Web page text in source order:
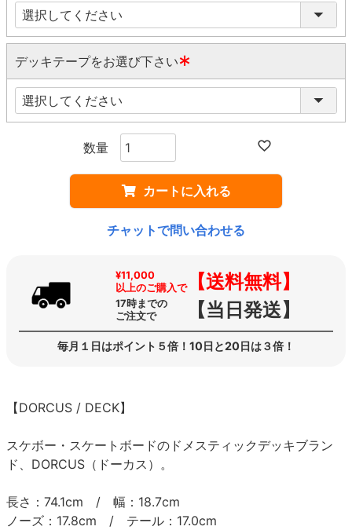
必
須
)
デッキテープをお選び下さい
(
須
カートに入れる
チャットで問い合わせる
¥11,000
以上のご購入で【送料無料】
17時までの
ご注文で
【当日発送】
毎月１日はポイント５倍！10日と20日は３倍！
【DORCUS / DECK】
スケボー・スケートボードのドメスティックデッキブラン
ド、DORCUS（ドーカス）。
長さ：74.1cm / 幅：18.7cm
ノーズ：17.8cm / テール：17.0cm